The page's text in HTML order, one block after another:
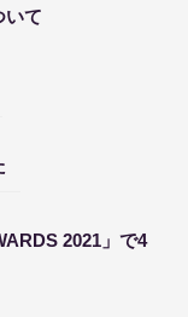
いて
2021」で4